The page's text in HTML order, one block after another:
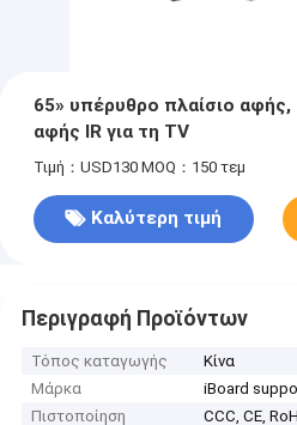
65» υπέρυθρο πλαίσιο
αφής IR για τη TV
Τιμή：USD130 MOQ：150 τεμ
Καλύτερη τιμή
Περιγραφή Προϊόντων
Τόπος καταγωγής
Κίνα
Μάρκα
iBoard
Πιστοποίηση
CCC, CE,